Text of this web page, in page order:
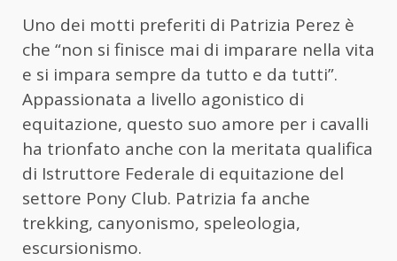
Uno dei motti preferiti di Patrizia Perez è
che “non si finisce mai di imparare nella vita
e si impara sempre da tutto e da tutti”.
Appassionata a livello agonistico di
equitazione, questo suo amore per i cavalli
ha trionfato anche con la meritata qualifica
di Istruttore Federale di equitazione del
settore Pony Club. Patrizia fa anche
trekking, canyonismo, speleologia,
escursionismo.